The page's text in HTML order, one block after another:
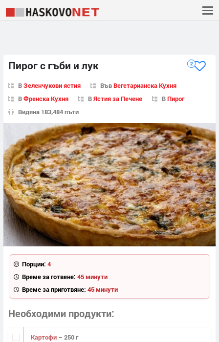
Пирог с гъби и лук 2
ВЗеленчукови ястия ВъвВегетарианска Кухня
ВФренска Кухня ВЯстия за Печене ВПирог
Видяна 183,484 пъти
Порции: 4
Време за готвене: 45 минути
Време за приготвяне: 45 минути
Необходими продукти
Картофи – 250 г